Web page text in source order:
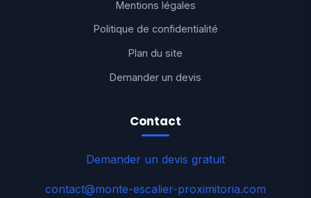
Mentions légales
Politique de confidentialité
Plan du site
Demander un devis
Contact
Demander un devis gratuit
contact@monte-escalier-proximitoria.com